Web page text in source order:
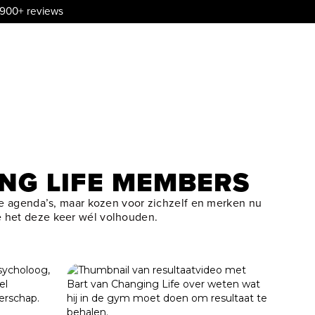
reviews
LIFE MEMBERS
maar kozen voor zichzelf en merken nu
deze keer wél volhouden.